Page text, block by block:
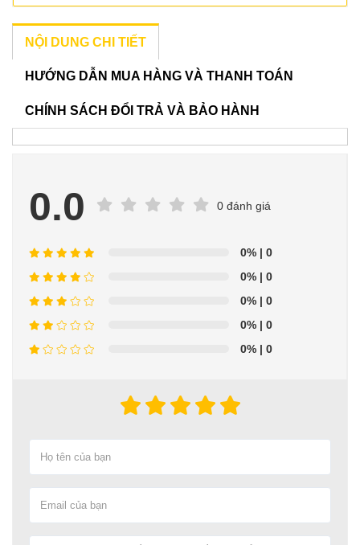
NỘI DUNG CHI TIẾT
HƯỚNG DẪN MUA HÀNG VÀ THANH TOÁN
CHÍNH SÁCH ĐỔI TRẢ VÀ BẢO HÀNH
0.0 0 đánh giá
0% | 0
0% | 0
0% | 0
0% | 0
0% | 0